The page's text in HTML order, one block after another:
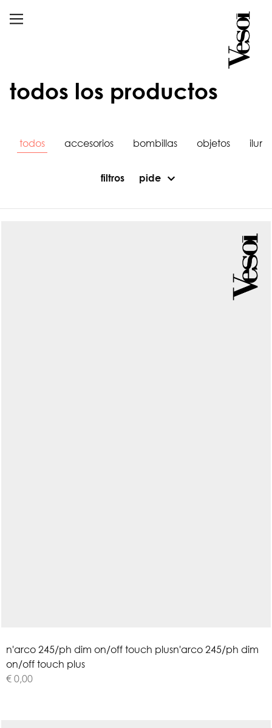
todos los productos
todos accesorios bombillas objetos
filtros pide
n'arco 245/ph dim on/off touch plusn'arco 245/ph dim
on/off touch plus
€ 0,00